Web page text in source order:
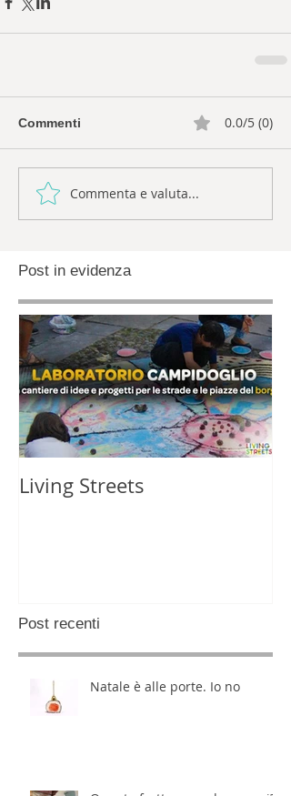
Commenti 0.0/5 (0)
Commenta e valuta...
Post in evidenza
Living Streets
Post recenti
Natale è alle porte. Io no